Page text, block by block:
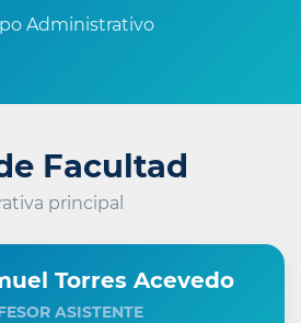
Administrativo
Facultad
principal
Torres Acevedo
ASISTENTE